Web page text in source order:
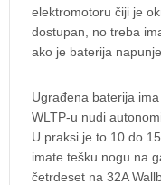
elektromotoru čiji je
dostupan, no treba
ako je baterija
Ugrađena baterija
WLTP-u nudi
U praksi je to 10 do
imate tešku nogu na
četrdeset na 32A